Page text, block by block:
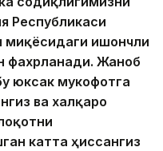
Республикаси
миқёсидаги ишончли
фахрланади. Жаноб
юксак мукофотга
ва халқаро
катта ҳиссангиз